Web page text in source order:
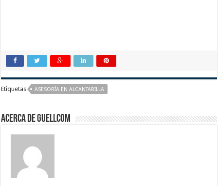
Etiquetas ASESORÍA EN ALCANTARILLA
Acerca de guellcom